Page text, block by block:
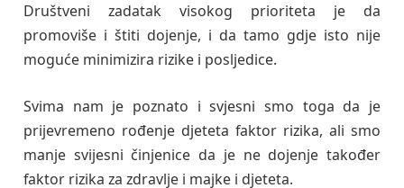
Društveni zadatak visokog prioriteta je da
promoviše i štiti dojenje, i da tamo gdje isto nije
moguće minimizira rizike i posljedice.
Svima nam je poznato i svjesni smo toga da je
prijevremeno rođenje djeteta faktor rizika, ali smo
manje svijesni činjenice da je ne dojenje također
faktor rizika za zdravlje i majke i djeteta.